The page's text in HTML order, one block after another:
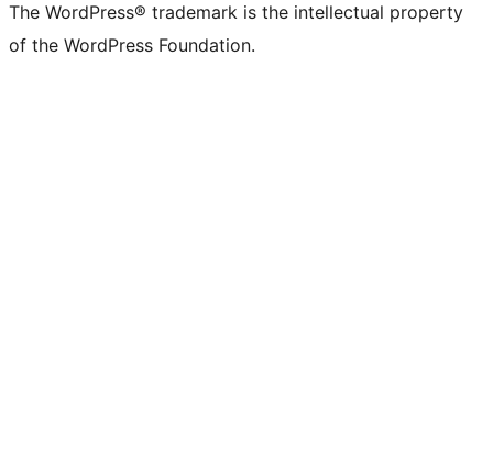
The WordPress® trademark is the intellectual property
of the WordPress Foundation.